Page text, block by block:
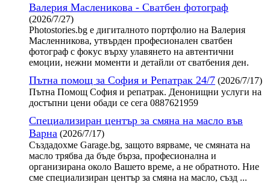
Валерия Масленикова - Сватбен фотограф
(2026/7/27)
Photostories.bg е дигиталното портфолио на Валерия
Масленникова, утвърден професионален сватбен
фотограф с фокус върху улавянето на автентични
емоции, нежни моменти и детайли от сватбения ден.
Пътна помощ за София и Репатрак 24/7 (2026/7/17)
Пътна Помощ София и репатрак. Денонищни услуги на
достъпни цени обади се сега 0887621959
Специализиран център за смяна на масло във
Варна (2026/7/17)
Създадохме Garage.bg, защото вярваме, че смяната на
масло трябва да бъде бърза, професионална и
организирана около Вашето време, а не обратното. Ние
сме специализиран център за смяна на масло, създ ...